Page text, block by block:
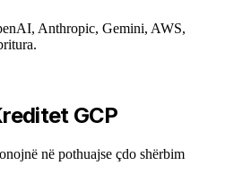
Anthropic, Gemini, AWS,
GCP
në pothuajse çdo shërbim